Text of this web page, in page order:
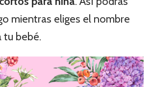
mientras eliges el nombre
tu bebé.